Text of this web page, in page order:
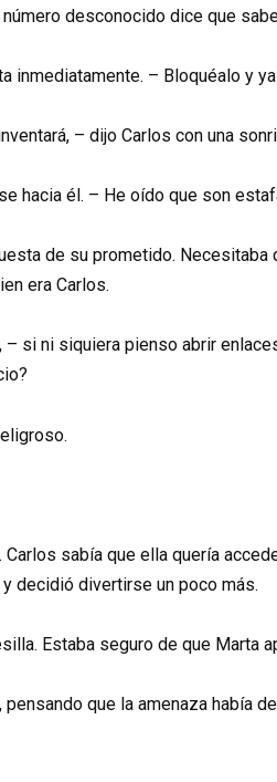
desconocido dice que
inmediatamente. – Bloquéalo y
– dijo Carlos con una
hacia él. – He oído que son
de su prometido.
era Carlos.
si ni siquiera pienso abrir
sabía que ella quería
decidió divertirse un poco más.
Estaba seguro de que Marta
que la amenaza había